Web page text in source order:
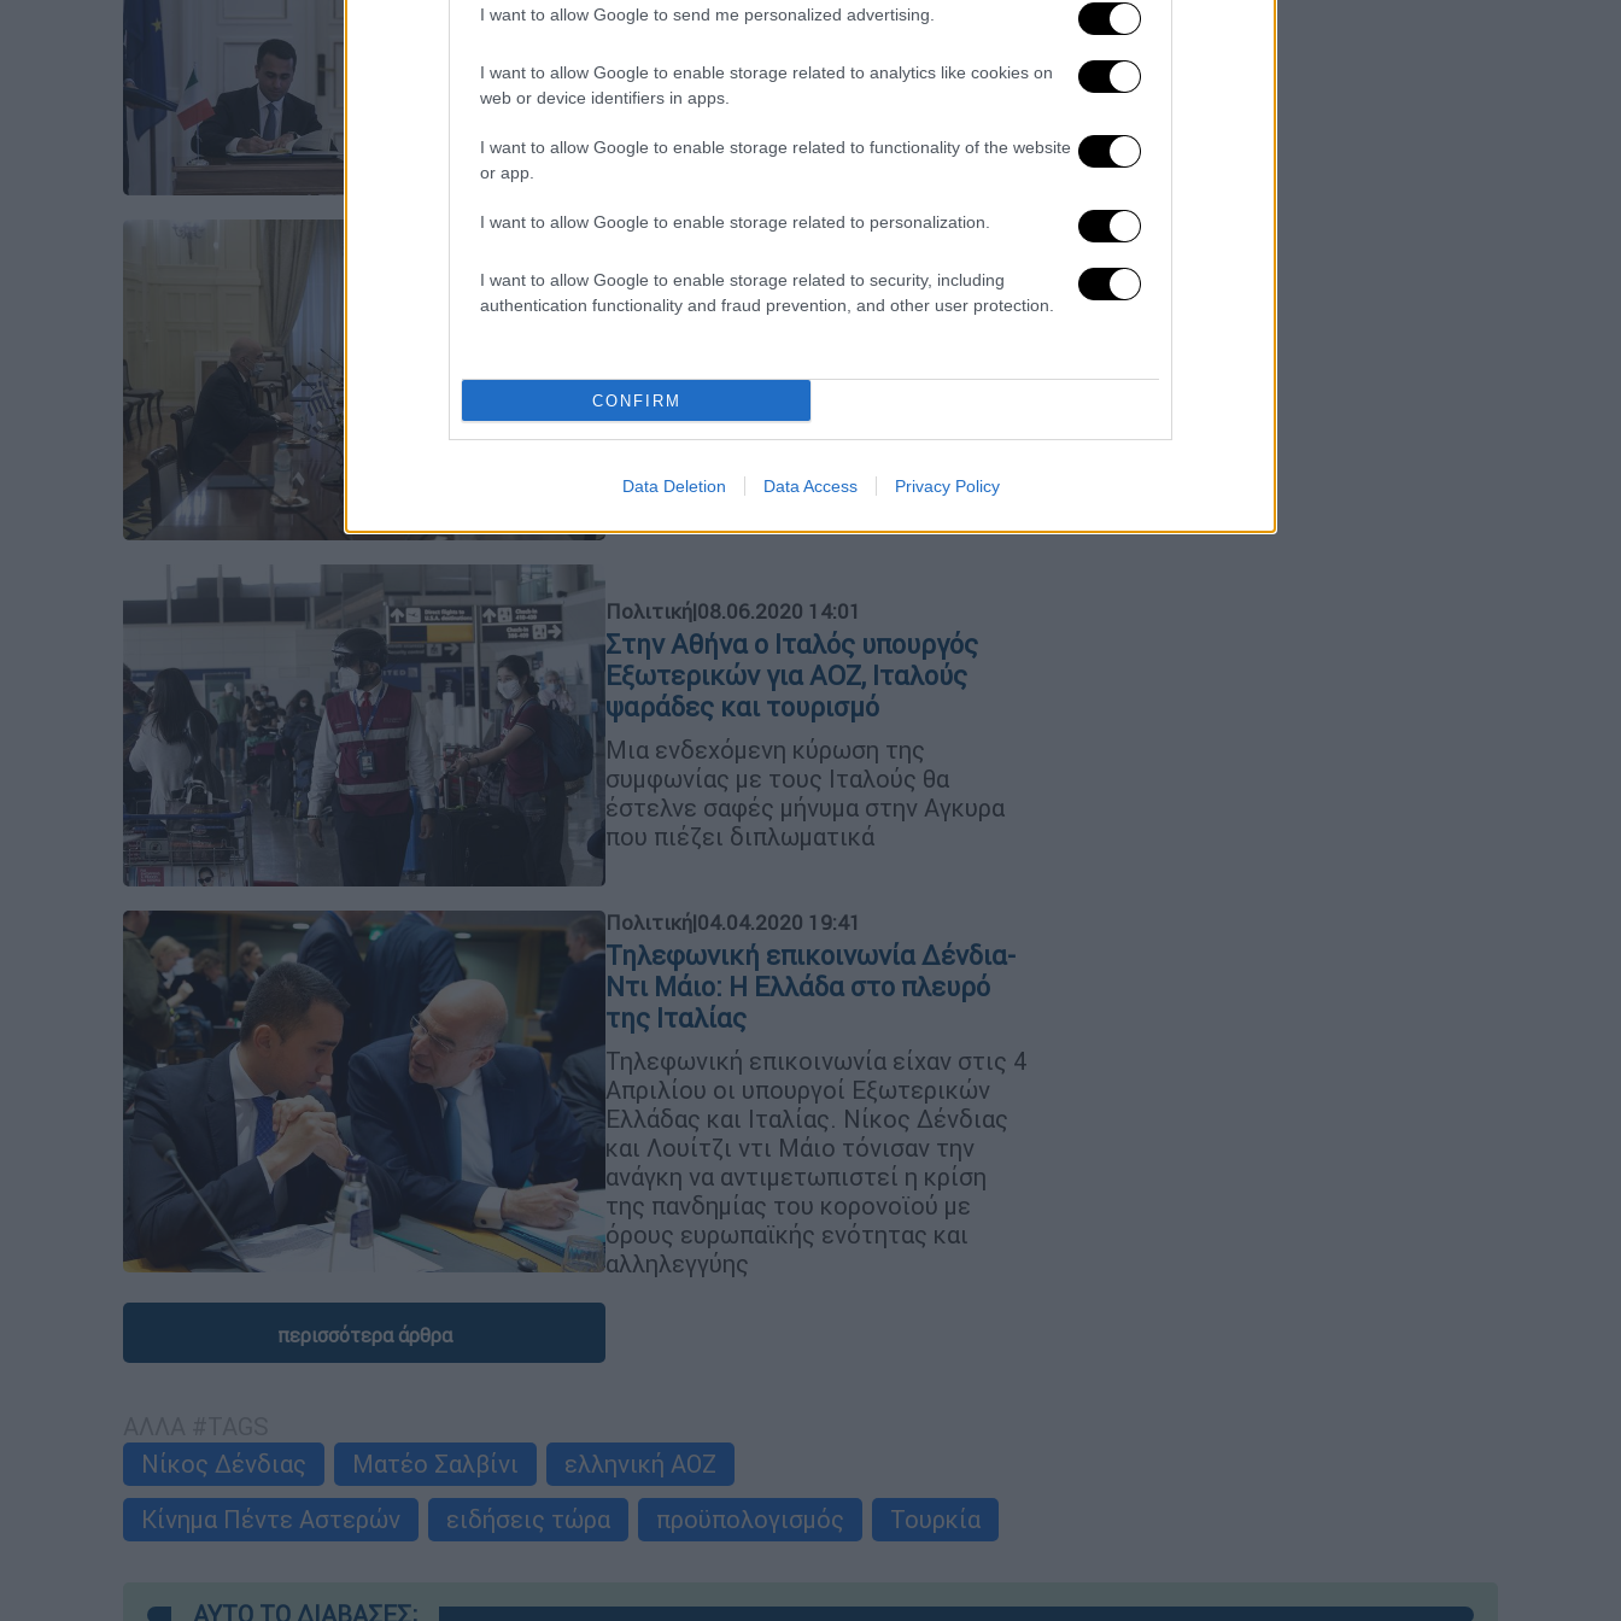
I want to allow Google to send me personalized advertising.
I want to allow Google to enable storage related to analytics like cookies on
web or device identifiers in apps.
I want to allow Google to enable storage related to functionality of the website
or app.
I want to allow Google to enable storage related to personalization.
I want to allow Google to enable storage related to security, including
authentication functionality and fraud prevention, and other user protection.
CONFIRM
Data Deletion Data Access Privacy Policy
Ελλάδας- Ιταλίας
οριοθέτησης θαλασσίων ζωνών
μεταξύ Ελλάδος και Ιταλίας νωρίτερα
σήμερα στο υπουργείο Εξωτερικών
Συμφωνία Ελλάδας - Ιταλίας για
Αναβαθμίζοντας έτσι σημαντικά και
επεκτείνοντας τη συμφωνία για την
δύο χώρες ήδη από το 1977
Πολιτική|08.06.2020 14:01
Στην Αθήνα ο Ιταλός υπουργός
Εξωτερικών για ΑΟΖ, Ιταλούς
ψαράδες και τουρισμό
Μια ενδεχόμενη κύρωση της
συμφωνίας με τους Ιταλούς θα
έστελνε σαφές μήνυμα στην Αγκυρα
που πιέζει διπλωματικά
Πολιτική|04.04.2020 19:41
Τηλεφωνική επικοινωνία Δένδια-
Ντι Μάιο: Η Ελλάδα στο πλευρό
της Ιταλίας
Τηλεφωνική επικοινωνία είχαν στις 4
Απριλίου οι υπουργοί Εξωτερικών
Ελλάδας και Ιταλίας. Νίκος Δένδιας
και Λουίτζι ντι Μάιο τόνισαν την
ανάγκη να αντιμετωπιστεί η κρίση
της πανδημίας του κορονοϊού με
όρους ευρωπαϊκής ενότητας και
αλληλεγγύης
περισσότερα άρθρα
Νίκος Δένδιας
Ματέο Σαλβίνι
ελληνική ΑΟΖ
Κίνημα Πέντε Αστερών
ειδήσεις τώρα προϋπολογισμός Τουρκία
ΑΥΤΟ ΤΟ ΔΙΑΒΑΣΕΣ;